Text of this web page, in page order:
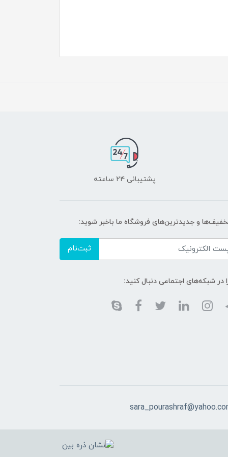
پشتیبانی ۲۴ ساعته
و جدیدترین‌های فروشگاه ما باخبر شوید:
ثبت‌نام
در شبکه‌های اجتماعی دنبال کنید: